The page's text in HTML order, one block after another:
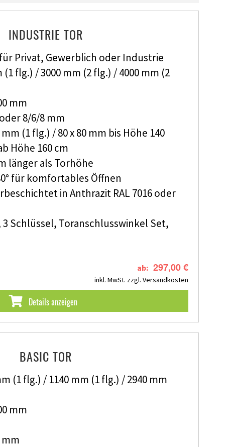
INDUSTRIE TOR
Privat, Gewerblich oder Industrie
flg.) / 3000 mm (2 flg.) / 4000 mm (2
mm
8/6/8 mm
(1 flg.) / 80 x 80 mm bis Höhe 140
Höhe 160 cm
länger als Torhöhe
für komfortables Öffnen
in Anthrazit RAL 7016 oder
Schlüssel, Toranschlusswinkel Set,
ab: 297,00 €
inkl. MwSt. zzgl. Versandkosten
Details anzeigen
BASIC TOR
(1 flg.) / 1140 mm (1 flg.) / 2940 mm
mm
mm